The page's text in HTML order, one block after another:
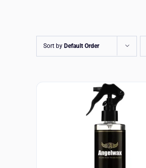
Sort by Default Order